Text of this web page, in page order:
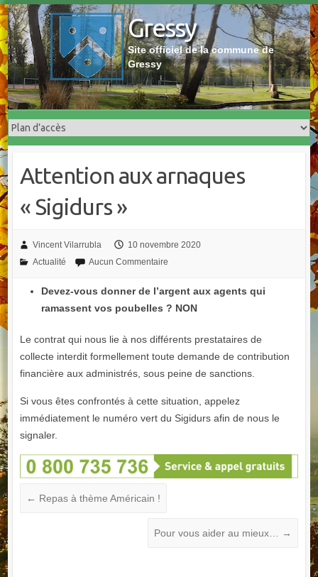
Skip
to
content
Gressy
Site officiel de la commune de
Gressy
Attention aux arnaques
« Sigidurs »
Vincent Vilarrubla
10 novembre 2020
Actualité
Aucun Commentaire
Devez-vous donner de l’argent aux agents qui
ramassent vos poubelles ? NON
Le contrat qui nous lie à nos différents prestataires de
collecte interdit formellement toute demande de contribution
financière aux administrés, sous peine de sanctions.
Si vous êtes confrontés à cette situation, appelez
immédiatement le numéro vert du Sigidurs afin de nous le
signaler.
← Repas à thème Américain !
Pour vous aider au mieux… →